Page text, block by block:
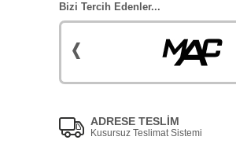
Bizi Tercih Edenler...
ADRESE TESLİM
Kusursuz Teslimat Sistemi